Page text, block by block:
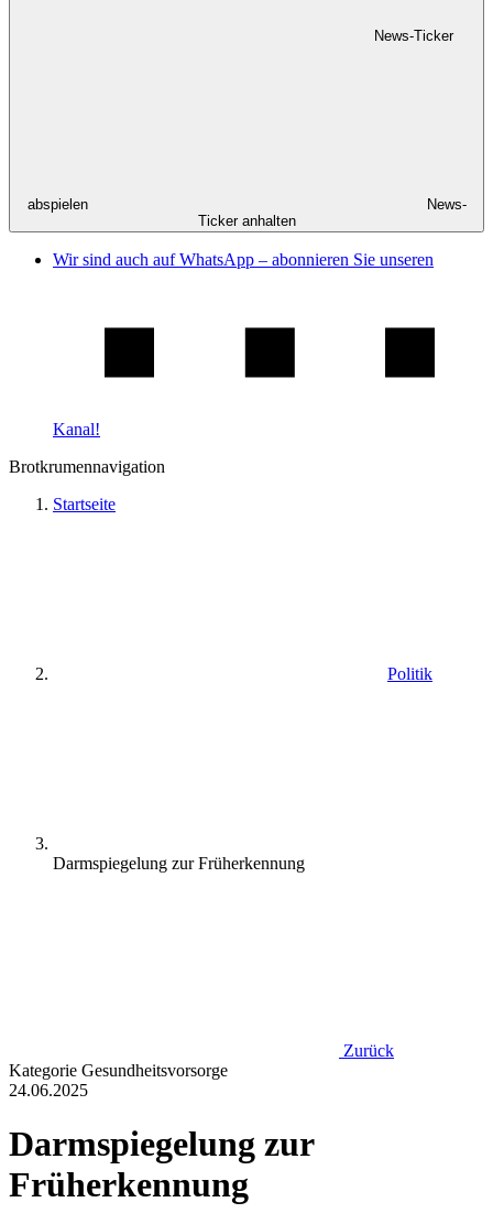
News-Ticker
abspielen
News-
Ticker anhalten
Wir sind auch auf WhatsApp – abonnieren Sie unseren
Kanal!
Brotkrumennavigation
Startseite
Politik
Darmspiegelung zur Früherkennung
Zurück
Kategorie Gesundheitsvorsorge
24.06.2025
Darmspiegelung zur
Früherkennung